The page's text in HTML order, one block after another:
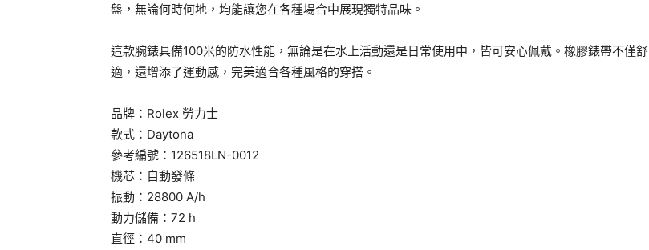
盤，無論何時何地，均能讓您在各種場合中展現獨特品味。
這款腕錶具備100米的防水性能，無論是在水上活動還是日常使用中，皆可安心佩戴。橡膠錶帶不僅舒
適，還增添了運動感，完美適合各種風格的穿搭。
品牌：Rolex 勞力士
款式：Daytona
參考編號：126518LN-0012
機芯：自動發條
振動：28800 A/h
動力儲備：72 h
直徑：40 mm